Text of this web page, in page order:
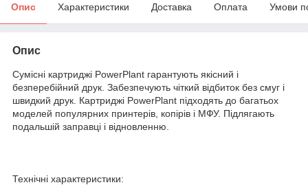
Опис Характеристики Доставка Оплата Умови
Опис
Сумісні картриджі PowerPlant гарантують якісний і
безперебійний друк. Забезпечують чіткий відбиток без смуг і
швидкий друк. Картриджі PowerPlant підходять до багатьох
моделей популярних принтерів, копірів і МФУ. Підлягають
подальшій заправці і відновленню.
Технічні характеристики: